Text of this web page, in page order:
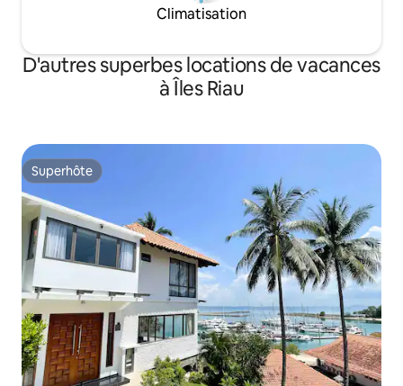
Climatisation
D'autres superbes locations de vacances
à Îles Riau
Superhôte
Superhôte